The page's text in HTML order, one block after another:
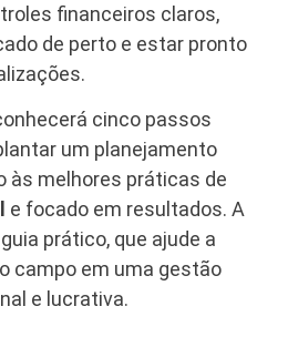
financeiros claros,
de perto e estar pronto
cinco passos
um planejamento
às melhores práticas de
e focado em resultados. A
prático, que ajude a
campo em uma gestão
e lucrativa.